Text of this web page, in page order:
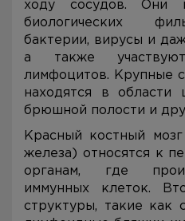
ходу сосудов. Они
биологических
бактерии, вирусы и
а также
лимфоцитов. Крупные
находятся в области
брюшной полости и
Красный костный
железа) относятся к
органам, где
иммунных клеток.
структуры, такие как